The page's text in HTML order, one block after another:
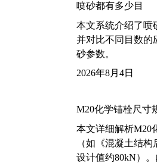
喷砂都有多少目
本文系统介绍了喷
并对比不同目数的
砂参数。
2026年8月4日
M20化学锚栓尺寸
本文详细解析M20
（如《混凝土结
设计值约80kN）